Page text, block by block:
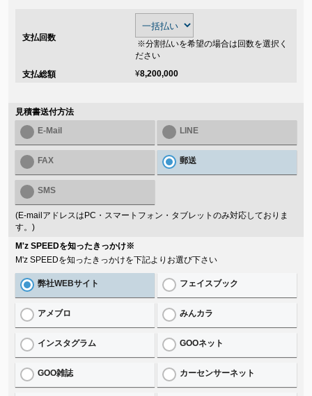
支払回数
※分割払いを希望の場合は回数を選択く
ださい
支払総額
¥8,200,000
見積書送付方法
E-Mail
LINE
FAX 郵送
SMS
(E-mailアドレスはPC・スマートフォン・タブレットのみ対応しておりま
す。)
M'z SPEEDを知ったきっかけ※
M'z SPEEDを知ったきっかけを下記よりお選び下さい
弊社WEBサイト フェイスブック
アメブロ みんカラ
インスタグラム GOOネット
GOO雑誌 カーセンサーネット